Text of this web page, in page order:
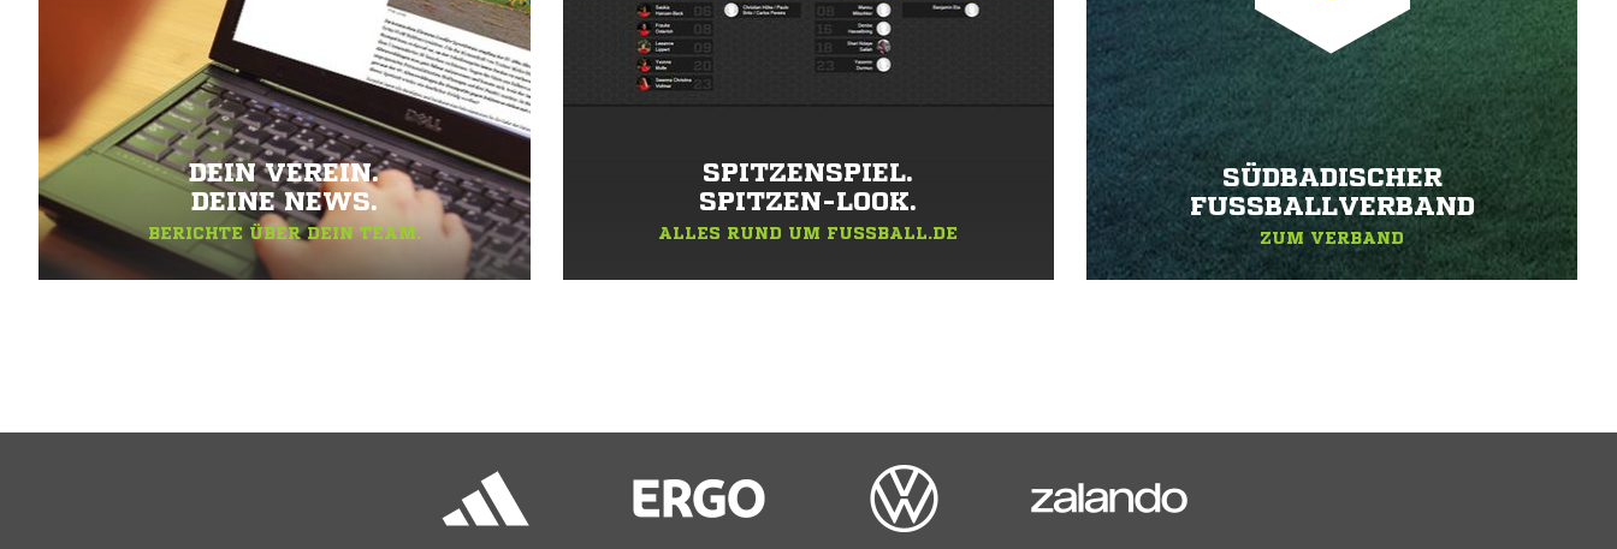
DEIN VEREIN.
DEINE NEWS.
BERICHTE ÜBER DEIN TEAM.
SPITZENSPIEL.
SPITZEN-LOOK.
ALLES RUND UM FUSSBALL.DE
SÜDBADISCHER
FUSSBALLVERBAND
ZUM VERBAND